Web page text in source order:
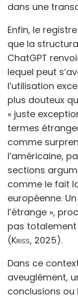
dans une
Enfin, le
que la
ChatGPT
lequel peut
l’utilisation
plus douteux
« juste
termes
comme
l’américaine,
sections
comme le fait
européenne.
l’étrange »,
pas totalement
(Kriss, 2025).
Dans ce
aveuglément,
conclusions ou